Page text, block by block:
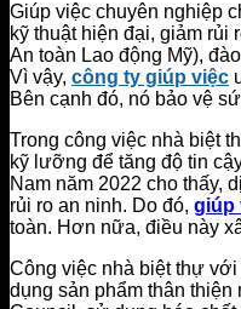
Giúp việc chuyên nghiệp
kỹ thuật hiện đại, giảm rủi
An toàn Lao động Mỹ),
Vì vậy, công ty giúp việc
Bên cạnh đó, nó bảo vệ
Trong công việc nhà biệt
kỹ lưỡng để tăng độ tin
Nam năm 2022 cho thấy,
rủi ro an ninh. Do đó, giúp
toàn. Hơn nữa, điều này
Công việc nhà biệt thự
dụng sản phẩm thân